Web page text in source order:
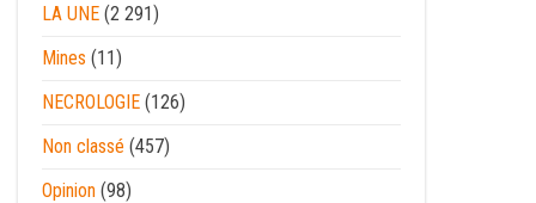
LA UNE (2 291)
Mines (11)
NECROLOGIE (126)
Non classé (457)
Opinion (98)